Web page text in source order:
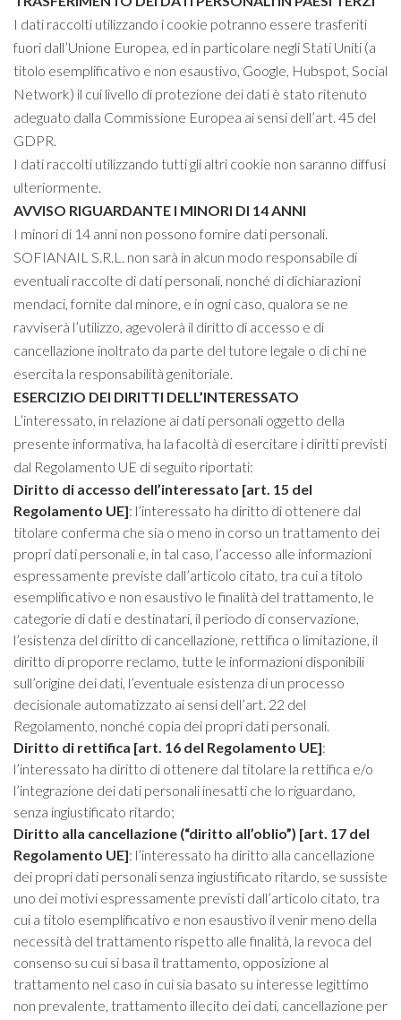
I dati raccolti utilizzando i cookie potranno essere trasferiti
fuori dall’Unione Europea, ed in particolare negli Stati Uniti (a
titolo esemplificativo e non esaustivo, Google, Hubspot, Social
Network) il cui livello di protezione dei dati è stato ritenuto
adeguato dalla Commissione Europea ai sensi dell’art. 45 del
GDPR.
I dati raccolti utilizzando tutti gli altri cookie non saranno diffusi
ulteriormente.
AVVISO RIGUARDANTE I MINORI DI 14 ANNI
I minori di 14 anni non possono fornire dati personali.
SOFIANAIL S.R.L. non sarà in alcun modo responsabile di
eventuali raccolte di dati personali, nonché di dichiarazioni
mendaci, fornite dal minore, e in ogni caso, qualora se ne
ravviserà l’utilizzo, agevolerà il diritto di accesso e di
cancellazione inoltrato da parte del tutore legale o di chi ne
esercita la responsabilità genitoriale.
ESERCIZIO DEI DIRITTI DELL’INTERESSATO
L’interessato, in relazione ai dati personali oggetto della
presente informativa, ha la facoltà di esercitare i diritti previsti
dal Regolamento UE di seguito riportati:
Diritto di accesso dell’interessato [art. 15 del
Regolamento UE]: l’interessato ha diritto di ottenere dal
titolare conferma che sia o meno in corso un trattamento dei
propri dati personali e, in tal caso, l’accesso alle informazioni
espressamente previste dall’articolo citato, tra cui a titolo
esemplificativo e non esaustivo le finalità del trattamento, le
categorie di dati e destinatari, il periodo di conservazione,
l’esistenza del diritto di cancellazione, rettifica o limitazione, il
diritto di proporre reclamo, tutte le informazioni disponibili
sull’origine dei dati, l’eventuale esistenza di un processo
decisionale automatizzato ai sensi dell’art. 22 del
Regolamento, nonché copia dei propri dati personali.
Diritto di rettifica [art. 16 del Regolamento UE]:
l’interessato ha diritto di ottenere dal titolare la rettifica e/o
l’integrazione dei dati personali inesatti che lo riguardano,
senza ingiustificato ritardo;
Diritto alla cancellazione (“diritto all’oblio”) [art. 17 del
Regolamento UE]: l’interessato ha diritto alla cancellazione
dei propri dati personali senza ingiustificato ritardo, se sussiste
uno dei motivi espressamente previsti dall’articolo citato, tra
cui a titolo esemplificativo e non esaustivo il venir meno della
necessità del trattamento rispetto alle finalità, la revoca del
consenso su cui si basa il trattamento, opposizione al
trattamento nel caso in cui sia basato su interesse legittimo
non prevalente, trattamento illecito dei dati, cancellazione per